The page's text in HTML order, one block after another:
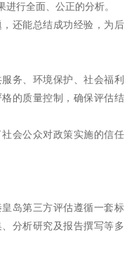
行全面、公正的分析。
还能总结成功经验，为后
务、环境保护、社会福利
的质量控制，确保评估结
会公众对政策实施的信任
岛第三方评估遵循一套标
分析研究及报告撰写等多